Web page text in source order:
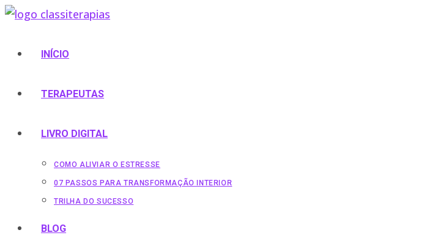
Ir
INÍCIO
TERAPEUTAS
LIVRO DIGITAL
COMO ALIVIAR O ESTRESSE
07 PASSOS PARA TRANSFORMAÇÃO INTERIOR
TRILHA DO SUCESSO
BLOG